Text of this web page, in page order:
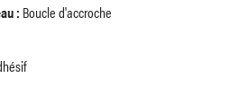
: Boucle d'accroche